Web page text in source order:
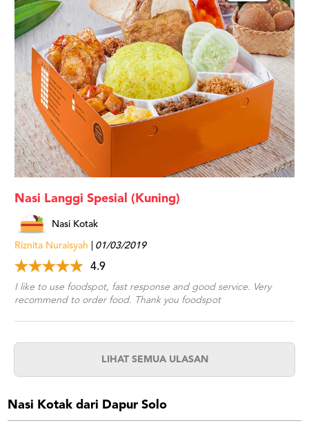
Nasi Langgi Spesial (Kuning)
Nasi Kotak
Riznita Nuraisyah 01/03/2019
4.9
I like to use foodspot, fast response and good service. Very
recommend to order food. Thank you foodspot
LIHAT SEMUA ULASAN
Nasi Kotak dari Dapur Solo